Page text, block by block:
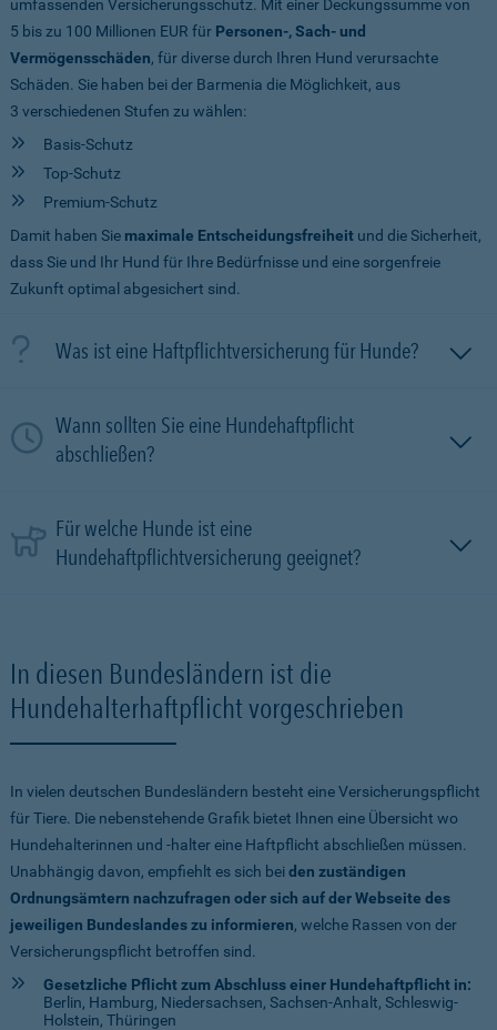
umfassenden Versicherungsschutz. Mit einer Deckungssumme von
5 bis zu 100 Millionen EUR für Personen-, Sach- und
Vermögensschäden, für diverse durch Ihren Hund verursachte
Schäden. Sie haben bei der Barmenia die Möglichkeit, aus
3 verschiedenen Stufen zu wählen:
Basis-Schutz
Top-Schutz
Premium-Schutz
Damit haben Sie maximale Entscheidungsfreiheit und die Sicherheit,
dass Sie und Ihr Hund für Ihre Bedürfnisse und eine sorgenfreie
Zukunft optimal abgesichert sind.
Was ist eine Haftpflichtversicherung für Hunde?
Wann sollten Sie eine Hundehaftpflicht
abschließen?
Für welche Hunde ist eine
Hundehaftpflichtversicherung geeignet?
In diesen Bundesländern ist die
Hundehalterhaftpflicht vorgeschrieben
In vielen deutschen Bundesländern besteht eine Versicherungspflicht
für Tiere. Die nebenstehende Grafik bietet Ihnen eine Übersicht wo
Hundehalterinnen und -halter eine Haftpflicht abschließen müssen.
Unabhängig davon, empfiehlt es sich beiden zuständigen
Ordnungsämtern nachzufragen oder sich auf der Webseite des
jeweiligen Bundeslandes zu informieren, welche Rassen von der
Versicherungspflicht betroffen sind.
Gesetzliche Pflicht zum Abschluss einer Hundehaftpflicht in:
Berlin, Hamburg, Niedersachsen, Sachsen-Anhalt, Schleswig-
Holstein, Thüringen